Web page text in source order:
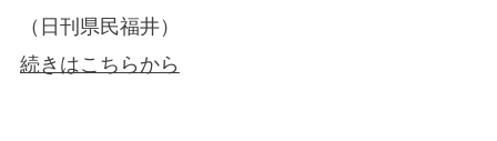
（日刊県民福井）
続きはこちらから